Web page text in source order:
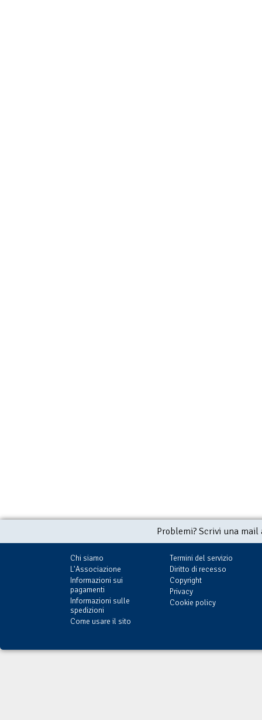
Problemi? Scrivi una
Chi siamo
L'Associazione
Informazioni sui
pagamenti
Informazioni sulle
spedizioni
Come usare il sito
Termini del servizio
Diritto di recesso
Copyright
Privacy
Cookie policy